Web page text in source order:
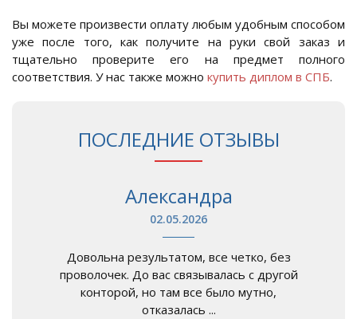
Вы можете произвести оплату любым удобным способом
уже после того, как получите на руки свой заказ и
тщательно проверите его на предмет полного
соответствия. У нас также можно купить диплом в СПБ.
ПОСЛЕДНИЕ ОТЗЫВЫ
Александра
02.05.2026
Довольна результатом, все четко, без
проволочек. До вас связывалась с другой
конторой, но там все было мутно,
отказалась ...